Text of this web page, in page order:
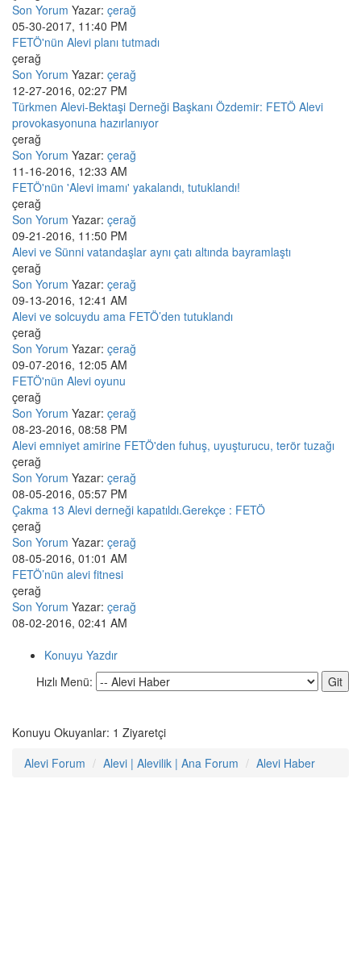
Son Yorum Yazar: çerağ
05-30-2017, 11:40 PM
FETÖ'nün Alevi planı tutmadı
çerağ
Son Yorum Yazar: çerağ
12-27-2016, 02:27 PM
Türkmen Alevi-Bektaşi Derneği Başkanı Özdemir: FETÖ Alevi
provokasyonuna hazırlanıyor
çerağ
Son Yorum Yazar: çerağ
11-16-2016, 12:33 AM
FETÖ'nün 'Alevi imamı' yakalandı, tutuklandı!
çerağ
Son Yorum Yazar: çerağ
09-21-2016, 11:50 PM
Alevi ve Sünni vatandaşlar aynı çatı altında bayramlaştı
çerağ
Son Yorum Yazar: çerağ
09-13-2016, 12:41 AM
Alevi ve solcuydu ama FETÖ’den tutuklandı
çerağ
Son Yorum Yazar: çerağ
09-07-2016, 12:05 AM
FETÖ'nün Alevi oyunu
çerağ
Son Yorum Yazar: çerağ
08-23-2016, 08:58 PM
Alevi emniyet amirine FETÖ'den fuhuş, uyuşturucu, terör tuzağı
çerağ
Son Yorum Yazar: çerağ
08-05-2016, 05:57 PM
Çakma 13 Alevi derneği kapatıldı.Gerekçe : FETÖ
çerağ
Son Yorum Yazar: çerağ
08-05-2016, 01:01 AM
FETÖ’nün alevi fitnesi
çerağ
Son Yorum Yazar: çerağ
08-02-2016, 02:41 AM
Konuyu Yazdır
Hızlı Menü:
Konuyu Okuyanlar: 1 Ziyaretçi
Alevi Forum
Alevi | Alevilik | Ana Forum Alevi Haber